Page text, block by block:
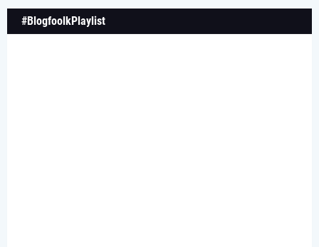
#BlogfoolkPlaylist